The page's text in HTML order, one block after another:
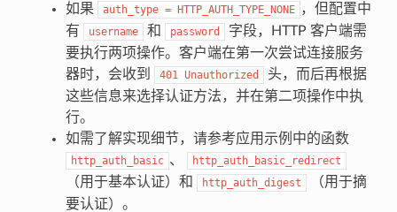
如果
auth_type = HTTP_AUTH_TYPE_NONE ，但配置中
有
username 和 password
字段，HTTP 客户端需
要执行两项操作。客户端在第一次尝试连接服务
器时，会收到
401 Unauthorized
头，而后再根据
这些信息来选择认证方法，并在第二项操作中执
行。
如需了解实现细节，请参考应用示例中的函数
http_auth_basic 、 http_auth_basic_redirect
（用于基本认证）和 http_auth_digest
（用于摘
要认证）。